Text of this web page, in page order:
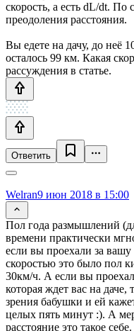
скорость, а есть dL/dt. По
преодоления расстояния.
Вы едете на дачу, до неё
осталось 99 км. Какая
рассуждения в статье.
Ответить
Welran9 июн 2018 в 15:00
Пол года размышлений
времени практически
если вы проехали за
скоростью это было пол
30км/ч. А если вы
которая ждет вас на
зрения бабушки и ей
целых пять минут :). А
расстояние это такое себе.